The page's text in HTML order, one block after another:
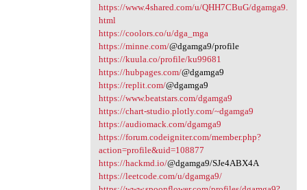
https://www.4shared.com/u/QHH7CBuG/dgamga9.
html
https://coolors.co/u/dga_mga
https://minne.com/@dgamga9/profile
https://kuula.co/profile/ku99681
https://hubpages.com/@dgamga9
https://replit.com/@dgamga9
https://www.beatstars.com/dgamga9
https://chart-studio.plotly.com/~dgamga9
https://audiomack.com/dgamga9
https://forum.codeigniter.com/member.php?
action=profile&uid=108877
https://hackmd.io/@dgamga9/SJe4ABX4A
https://leetcode.com/u/dgamga9/